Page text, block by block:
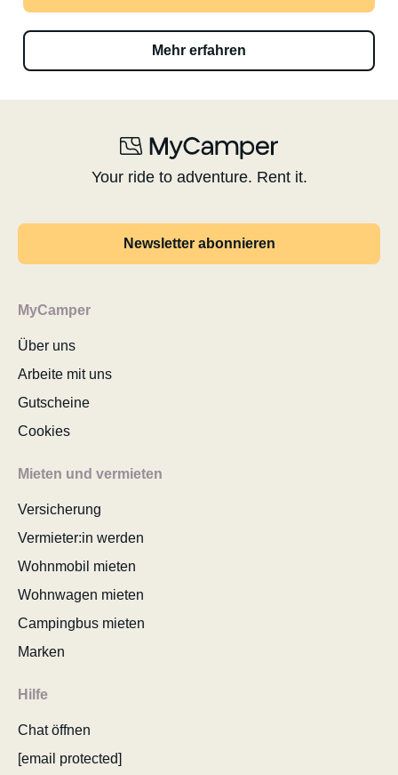
Mehr erfahren
Your ride to adventure. Rent it.
Newsletter abonnieren
MyCamper
Über uns
Arbeite mit uns
Gutscheine
Cookies
Mieten und vermieten
Versicherung
Vermieter:in werden
Wohnmobil mieten
Wohnwagen mieten
Campingbus mieten
Marken
Hilfe
Chat öffnen
[email protected]